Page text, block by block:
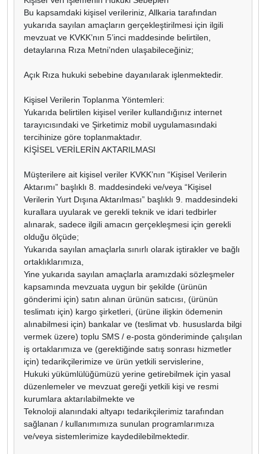
Bu kapsamdaki kişisel verileriniz, Allkaria tarafından
yukarıda sayılan amaçların gerçekleştirilmesi için ilgili
mevzuat ve KVKK’nın 5’inci maddesinde belirtilen,
detaylarına Rıza Metni’nden ulaşabileceğiniz;
Açık Rıza hukuki sebebine dayanılarak işlenmektedir.
Kişisel Verilerin Toplanma Yöntemleri:
Yukarıda belirtilen kişisel veriler kullandığınız internet
tarayıcısındaki ve Şirketimiz mobil uygulamasındaki
tercihinize göre toplanmaktadır.
KİŞİSEL VERİLERİN AKTARILMASI
Müşterilere ait kişisel veriler KVKK’nın “Kişisel Verilerin
Aktarımı” başlıklı 8. maddesindeki ve/veya “Kişisel
Verilerin Yurt Dışına Aktarılması” başlıklı 9. maddesindeki
kurallara uyularak ve gerekli teknik ve idari tedbirler
alınarak, sadece ilgili amacın gerçekleşmesi için gerekli
olduğu ölçüde;
Yukarıda sayılan amaçlarla sınırlı olarak iştirakler ve bağlı
ortaklıklarımıza,
Yine yukarıda sayılan amaçlarla aramızdaki sözleşmeler
kapsamında mevzuata uygun bir şekilde (ürünün
gönderimi için) satın alınan ürünün satıcısı, (ürünün
teslimatı için) kargo şirketleri, (ürüne ilişkin ödemenin
alınabilmesi için) bankalar ve (teslimat vb. hususlarda bilgi
vermek üzere) toplu SMS / e-posta gönderiminde çalışılan
iş ortaklarımıza ve (gerektiğinde satış sonrası hizmetler
için) tedarikçilerimize ve ürün yetkili servislerine,
Hukuki yükümlülüğümüzü yerine getirebilmek için yasal
düzenlemeler ve mevzuat gereği yetkili kişi ve resmi
kurumlara aktarılabilmekte ve
Teknoloji alanındaki altyapı tedarikçilerimiz tarafından
sağlanan / kullanımımıza sunulan programlarımıza
ve/veya sistemlerimize kaydedilebilmektedir.